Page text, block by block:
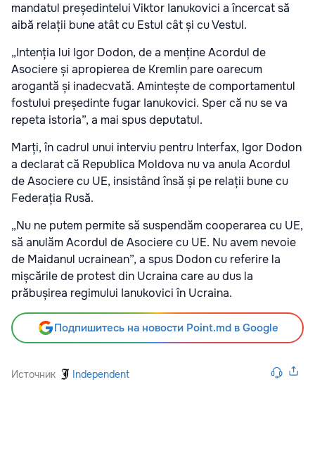
mandatul președintelui Viktor Ianukovici a încercat să
aibă relații bune atât cu Estul cât și cu Vestul.
„Intenția lui Igor Dodon, de a menține Acordul de
Asociere și apropierea de Kremlin pare oarecum
arogantă și inadecvată. Amintește de comportamentul
fostului președinte fugar Ianukovici. Sper că nu se va
repeta istoria”, a mai spus deputatul.
Marți, în cadrul unui interviu pentru Interfax, Igor Dodon
a declarat că Republica Moldova nu va anula Acordul
de Asociere cu UE, insistând însă și pe relații bune cu
Federația Rusă.
„Nu ne putem permite să suspendăm cooperarea cu UE,
să anulăm Acordul de Asociere cu UE. Nu avem nevoie
de Maidanul ucrainean”, a spus Dodon cu referire la
mișcările de protest din Ucraina care au dus la
prăbușirea regimului Ianukovici în Ucraina.
Подпишитесь на новости Point.md в Google
Источник Independent